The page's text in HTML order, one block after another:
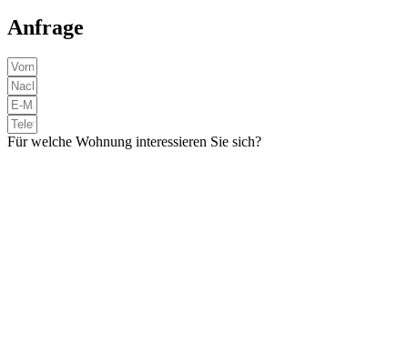
Anfrage
Für welche Wohnung interessieren Sie sich?